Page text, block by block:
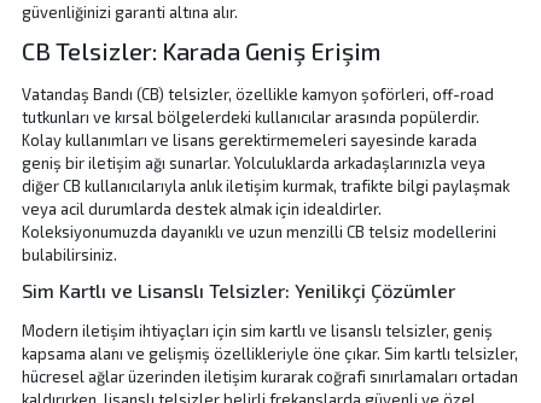
güvenliğinizi garanti altına alır.
CB Telsizler: Karada Geniş Erişim
Vatandaş Bandı (CB) telsizler, özellikle kamyon şoförleri, off-road
tutkunları ve kırsal bölgelerdeki kullanıcılar arasında popülerdir.
Kolay kullanımları ve lisans gerektirmemeleri sayesindekarada
geniş bir iletişim ağı sunarlar. Yolculuklarda arkadaşlarınızla veya
diğer CB kullanıcılarıyla anlık iletişim kurmak, trafikte bilgi paylaşmak
veya acil durumlarda destek almak için idealdirler.
Koleksiyonumuzda dayanıklı ve uzun menzilli CB telsiz modellerini
bulabilirsiniz.
Sim Kartlı ve Lisanslı Telsizler: Yenilikçi Çözümler
Modern iletişim ihtiyaçları için sim kartlı ve lisanslı telsizler, geniş
kapsama alanı ve gelişmiş özellikleriyle öne çıkar. Sim kartlı telsizler,
hücresel ağlar üzerinden iletişim kurarak coğrafi sınırlamaları ortadan